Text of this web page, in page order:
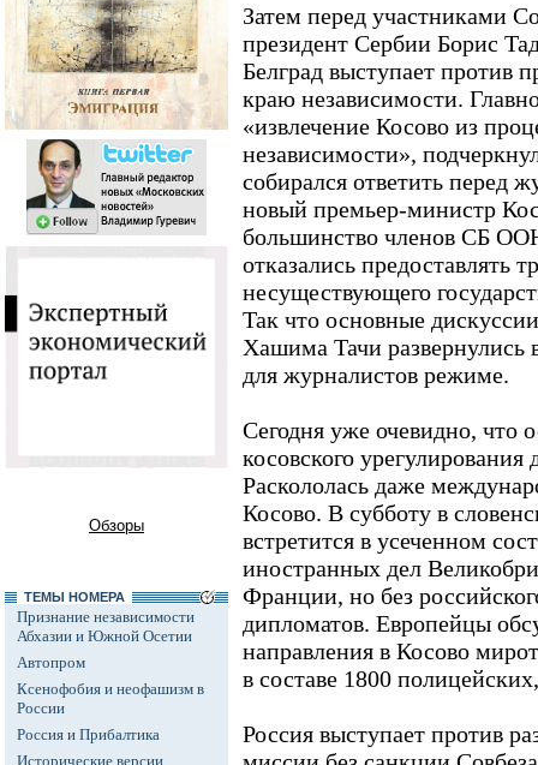
Обзоры
ТЕМЫ НОМЕРА
Признание независимости
Абхазии и Южной Осетии
Автопром
Ксенофобия и неофашизм в
России
Россия и Прибалтика
Исторические версии
Затем перед участниками
президент Сербии Борис
Белград выступает против
краю независимости.
«извлечение Косово из
независимости»,
собирался ответить перед
новый премьер-министр
большинство членов СБ
отказались предоставлять
несуществующего
Так что основные
Хашима Тачи развернулись
для журналистов режиме.
Сегодня уже очевидно, что
косовского урегулирования
Раскололась даже
Косово. В субботу в
встретится в усеченном
иностранных дел
Франции, но без
дипломатов. Европейцы
направления в Косово
в составе 1800
Россия выступает против